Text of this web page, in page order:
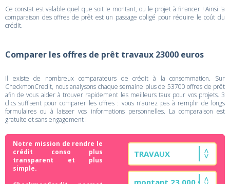
Ce constat est valable quel que soit le montant, ou le projet à financer ! Ainsi la
comparaison des offres de prêt est un passage obligé pour réduire le coût du
crédit.
Comparer les offres de prêt travaux 23000 euros
Il existe de nombreux comparateurs de crédit à la consommation. Sur
CheckmonCredit, nous analysons chaque semaine plus de 53700 offres de prêt
afin de vous aider à trouver rapidement les meilleurs taux pour vos projets. 3
clics suffisent pour comparer les offres : vous n'aurez pas à remplir de longs
formulaires ou à laisser vos informations personnelles. La comparaison est
gratuite et sans engagement !
Notre mission de rendre le
crédit conso plus
transparent et plus
simple.